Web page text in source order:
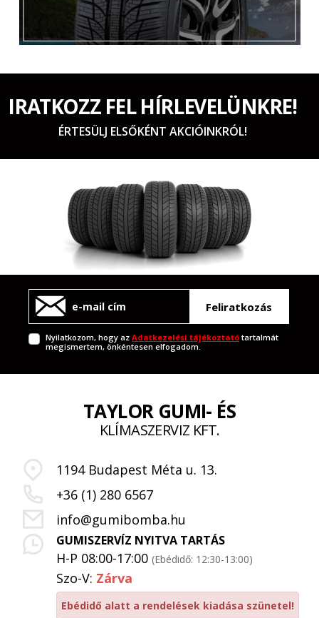
IRATKOZZ FEL HÍRLEVELÜNKRE!
ÉRTESÜLJ ELSŐKÉNT AKCIÓINKRÓL!
Feliratkozás
Nyilatkozom, hogy azAdatkezelési tájékoztató tartalmát
megismertem, önkéntesen elfogadom.
TAYLOR GUMI- ÉS
KLÍMASZERVIZ KFT.
1194 Budapest Méta u. 13.
+36 (1) 280 6567
info@gumibomba.hu
GUMISZERVÍZ NYITVA TARTÁS
H-P 08:00-17:00 (Ebédidő: 12:30-13:00)
Szo-V: Zárva
Ebédidő alatt a rendelések kiadása szünetel!